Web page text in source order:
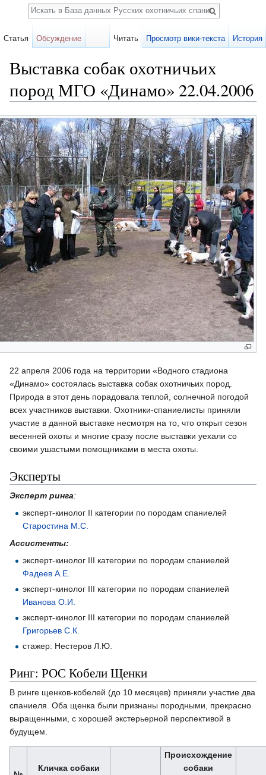
Выставка собак охотничьих
пород МГО «Динамо» 22.04.2006
22 апреля 2006 года на территории «Водного стадиона
«Динамо» состоялась выставка собак охотничьих пород.
Природа в этот день порадовала теплой, солнечной погодой
всех участников выставки. Охотники-спаниелисты приняли
участие в данной выставке несмотря на то, что открыт сезон
весенней охоты и многие сразу после выставки уехали со
своими ушастыми помощниками в места охоты.
Эксперты
Эксперт ринга:
эксперт-кинолог II категории по породам спаниелей
Старостина М.С.
Ассистенты:
эксперт-кинолог III категории по породам спаниелей
Фадеев А.Е.
эксперт-кинолог III категории по породам спаниелей
Иванова О.И.
эксперт-кинолог III категории по породам спаниелей
Григорьев С.К.
стажер: Нестеров Л.Ю.
Ринг: РОС Кобели Щенки
В ринге щенков-кобелей (до 10 месяцев) приняли участие два
спаниеля. Оба щенка были признаны породными, прекрасно
выращенными, с хорошей экстерьерной перспективой в
будущем.
Кличка собаки
Происхождение
собаки
Статья Обсуждение Читать Просмотр вики-текста История
Поиск